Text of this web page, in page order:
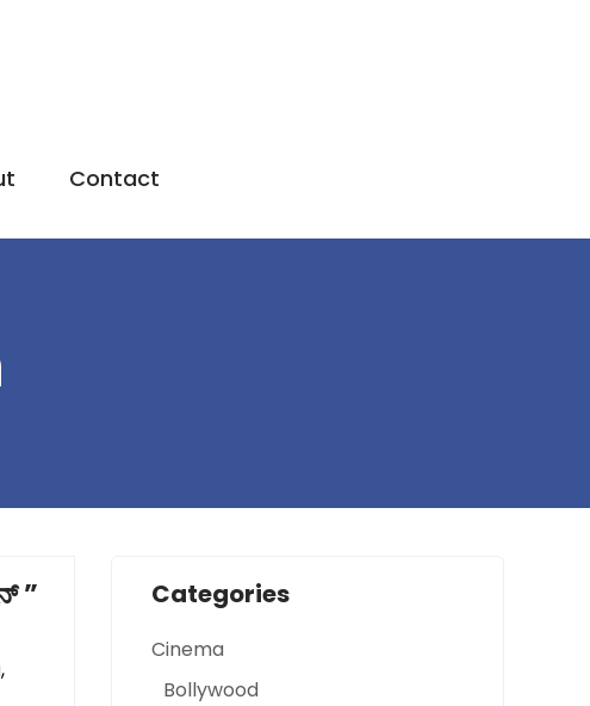
Contact
”
,
Categories
Cinema
Bollywood